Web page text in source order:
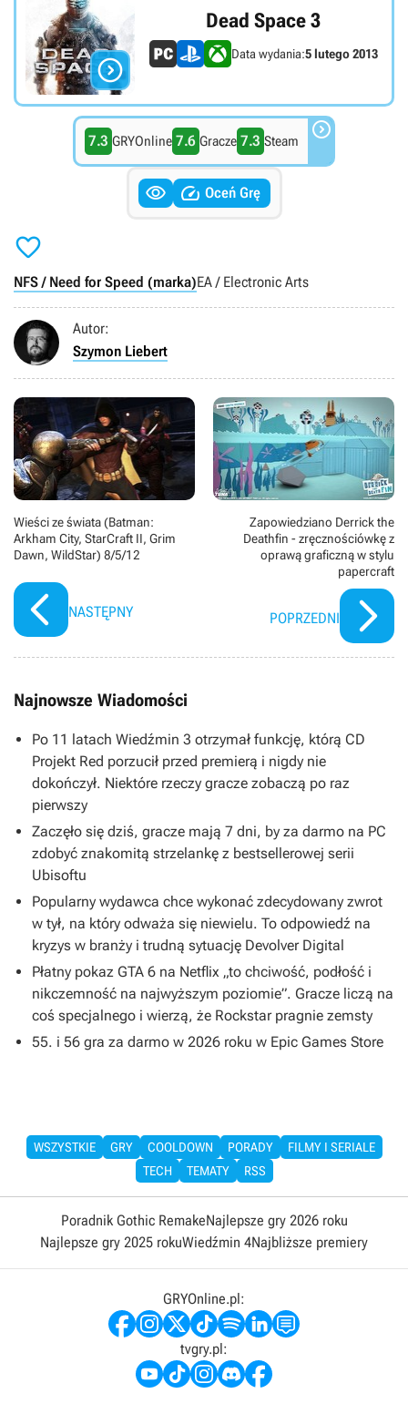

Dead Space 3
Data wydania:5 lutego 2013
7.3 GRYOnline 7.6 Gracze 7.3 Steam 
  Oceń Grę

NFS / Need for Speed (marka)EA / Electronic Arts
Autor:
Szymon Liebert
Wieści ze świata (Batman:
Arkham City, StarCraft II, Grim
Dawn, WildStar) 8/5/12
NASTĘPNY
Zapowiedziano Derrick the
Deathfin - zręcznościówkę z
oprawą graficzną w stylu
papercraft
POPRZEDNI
Najnowsze Wiadomości
Po 11 latach Wiedźmin 3 otrzymał funkcję, którą CD
Projekt Red porzucił przed premierą i nigdy nie
dokończył. Niektóre rzeczy gracze zobaczą po raz
pierwszy
Zaczęło się dziś, gracze mają 7 dni, by za darmo na PC
zdobyć znakomitą strzelankę z bestsellerowej serii
Ubisoftu
Popularny wydawca chce wykonać zdecydowany zwrot
w tył, na który odważa się niewielu. To odpowiedź na
kryzys w branży i trudną sytuację Devolver Digital
Płatny pokaz GTA 6 na Netflix „to chciwość, podłość i
nikczemność na najwyższym poziomie”. Gracze liczą na
coś specjalnego i wierzą, że Rockstar pragnie zemsty
55. i 56 gra za darmo w 2026 roku w Epic Games Store
WSZYSTKIE GRY COOLDOWN PORADY
FILMY I SERIALE
TECH
TEMATY RSS
Poradnik Gothic RemakeNajlepsze gry 2026 roku
Najlepsze gry 2025 rokuWiedźmin 4Najbliższe premiery
GRYOnline.pl:
tvgry.pl: